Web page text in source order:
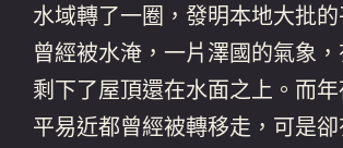
水域轉了一圈，發明本地大批
曾經被水淹，一片澤國的氣象
剩下了屋頂還在水面之上。而
平易近都曾經被轉移走，可是